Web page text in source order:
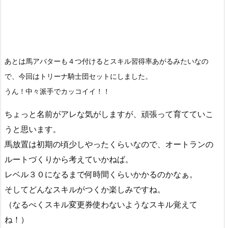
あとは馬アバターも４つ付けるとスキル習得率あがるみたいなの
で、今回はトリーナ騎士団セットにしました。
うん！中々派手でカッコイイ！！
ちょっと名前がアレな気がしますが、頑張って育てていこ
うと思います。
馬放置は初期の頃少しやったくらいなので、オートランの
ルートづくりから考えていかねば。
レベル３０になるまで何時間くらいかかるのかなぁ。
そしてどんなスキルがつくか楽しみですね。
（なるべくスキル変更券使わないようなスキル覚えて
ね！）